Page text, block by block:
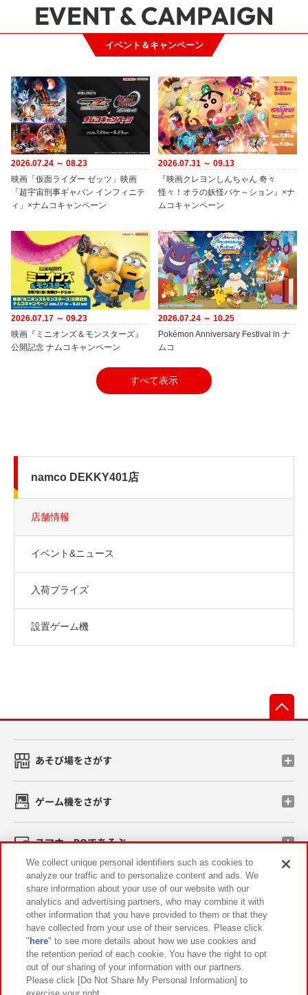
イベント＆キャンペーン
EVENT & CAMPAIGN
2026.07.24 ～ 08.23
映画「仮面ライダー ゼッツ」映画
「超宇宙刑事ギャバン インフィニテ
ィ」×ナムコキャンペーン
2026.07.31 ～ 09.13
『映画クレヨンしんちゃん 奇々
怪々！オラの妖怪バケ～ション』×ナ
ムコキャンペーン
2026.07.17 ～ 09.23
映画『ミニオンズ＆モンスターズ』
公開記念 ナムコキャンペーン
2026.07.24 ～ 10.25
Pokémon Anniversary Festival in ナ
ムコ
すべて表示
namco DEKKY401店
店舗情報
イベント&ニュース
入荷プライズ
設置ゲーム機
あそび場をさがす
ゲーム機をさがす
スマホ・PCであそぶ
イベント・キャンペーン
関連会社 サステナビリティ サイトポリシー
プライバシーポリシー ウェブアクセシビリティ方針と検証結果
We collect unique personal identifiers such as cookies to
analyze our traffic and to personalize content and ads. We
share information about your use of our website with our
analytics and advertising partners, who may combine it with
other information that you have provided to them or that they
have collected from your use of their services. Please click
" here" to see more details about how we use cookies and
the retention period of each cookie. You have the right to opt
out of our sharing of your information with our partners.
Please click [Do Not Share My Personal Information] to